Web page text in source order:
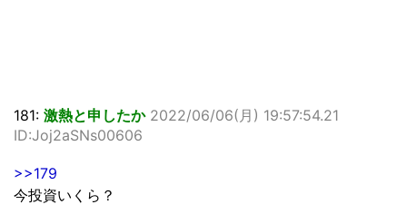
181: 激熱と申したか 2022/06/06(月) 19:57:54.21
ID:Joj2aSNs00606
>>179
今投資いくら？